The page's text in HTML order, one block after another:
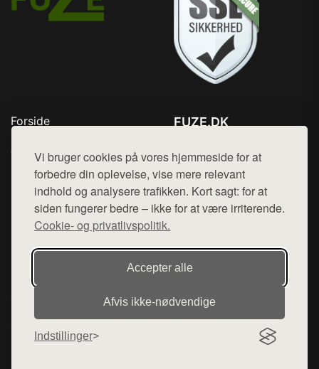
Vi bruger cookies på vores hjemmeside for at
forbedre din oplevelse, vise mere relevant
indhold og analysere trafikken. Kort sagt: for at
siden fungerer bedre – ikke for at være irriterende.
Cookie- og privatlivspolitik.
Accepter alle
Afvis ikke‑nødvendige
Indstillinger
Forside
Top Rabatter
Kontakt
FUZE.DK
Mail: hej@want.dk
Cookie- og privatlivspolitik
Denne side er en del af want.dk, der udgiver en række
hjemmesider med præsentation af forskellige produkter fra
diverse webshops. Der sælges ikke varer fra denne side - vi
henviser til de shops, som sælger varen. Vi har heller ikke
varerne på lager.